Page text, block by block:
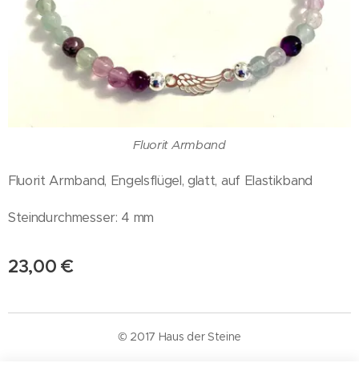
Fluorit Armband
Fluorit Armband, Engelsflügel, glatt, auf Elastikband
Steindurchmesser: 4 mm
23,00 €
© 2017 Haus der Steine